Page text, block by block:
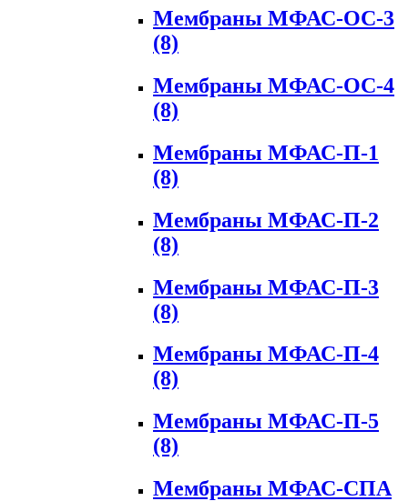
Мембраны МФАС-ОС-3
(8)
Мембраны МФАС-ОС-4
(8)
Мембраны МФАС-П-1
(8)
Мембраны МФАС-П-2
(8)
Мембраны МФАС-П-3
(8)
Мембраны МФАС-П-4
(8)
Мембраны МФАС-П-5
(8)
Мембраны МФАС-СПА